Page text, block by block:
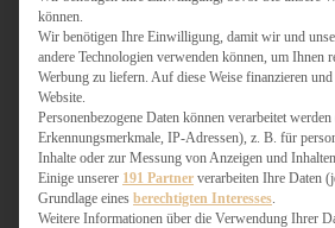
SÜSSES
können.
Wir benötigen Ihre Einwilligung, damit wir und
andere Technologien verwenden können, um Ihnen
Werbung zu liefern. Auf diese Weise finanzieren
Website.
Personenbezogene Daten können verarbeitet werden
Erkennungsmerkmale, IP-Adressen), z. B. für
Inhalte oder zur Messung von Anzeigen und Inhalten.
Einige unserer 191 Partner verarbeiten Ihre Daten
Grundlage eines berechtigten Interesses
Weitere Informationen über die Verwendung Ihrer